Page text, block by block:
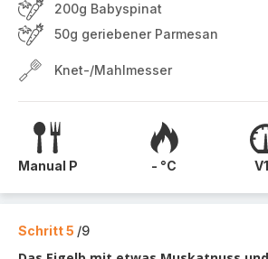
200g Babyspinat
50g geriebener Parmesan
Knet-/Mahlmesser
Manual P - °C
Schritt 5 /9